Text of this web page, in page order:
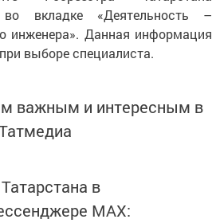
во вкладке «Деятельность –
инженера». Данная информация
выборе специалиста.
важным и интересным в
в
MАХ: